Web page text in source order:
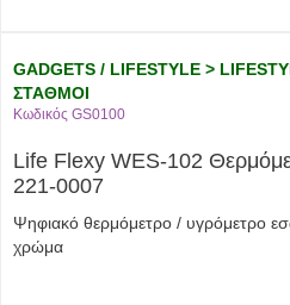
GADGETS / LIFESTYLE >
ΣΤΑΘΜΟΙ
Κωδικός GS0100
Life Flexy WES-102
221-0007
Ψηφιακό θερμόμετρο / υγρόμετρο
χρώμα